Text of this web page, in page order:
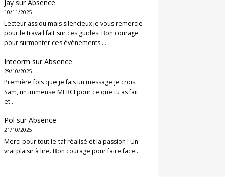
Jay surAbsence
10/11/2025
Lecteur assidu mais silencieux je vous remercie
pour le travail fait sur ces guides. Bon courage
pour surmonter ces évènements.…
Inteorm surAbsence
29/10/2025
Première fois que je fais un message je crois.
Sam, un immense MERCI pour ce que tu as fait
et…
Pol surAbsence
21/10/2025
Merci pour tout le taf réalisé et la passion ! Un
vrai plaisir à lire. Bon courage pour faire face…